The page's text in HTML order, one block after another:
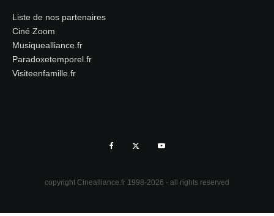
Liste de nos partenaires
Ciné Zoom
Musiquealliance.fr
Paradoxetemporel.fr
Visiteenfamille.fr
copyright Cinealliance.fr 1998-2026 - all rights reserved